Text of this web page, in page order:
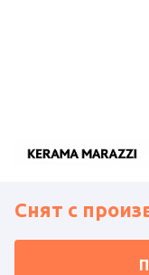
Снят с